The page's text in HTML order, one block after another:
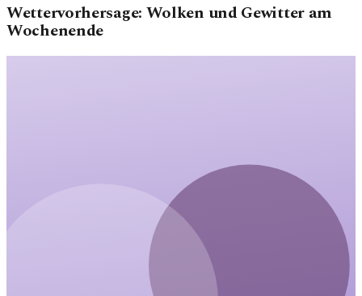
Wettervorhersage: Wolken und Gewitter am
Wochenende